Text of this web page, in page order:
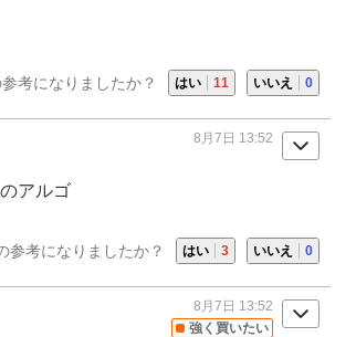
考になりましたか？ はい 11 いいえ 0
8月7日 13:52
アルゴ
参考になりましたか？ はい 3 いいえ 0
強く買いたい
8月7日 13:52